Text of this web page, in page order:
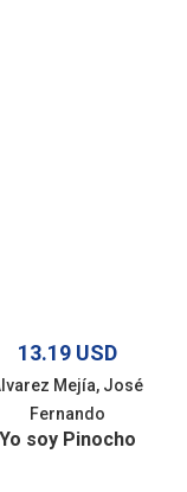
13.19 USD
Mejía, José
Fernando
Yo soy Pinocho